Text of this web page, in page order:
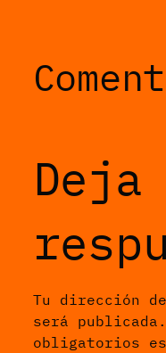
Deja
Tu dirección
será publicada.
obligatorios